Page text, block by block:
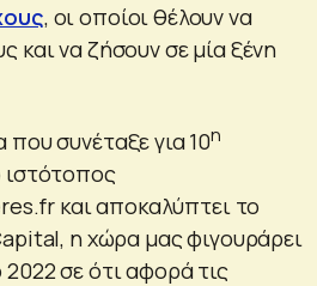
, οι οποίοι θέλουν να
και να ζήσουν σε μία ξένη
συνέταξε για 10η
ιστότοπος
και αποκαλύπτει το
η χώρα μας φιγουράρει
σε ότι αφορά τις